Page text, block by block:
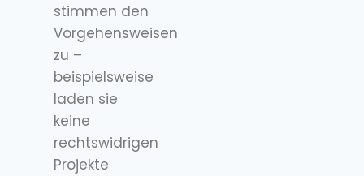
stimmen den
Vorgehensweisen
zu –
beispielsweise
laden sie
keine
rechtswidrigen
Projekte